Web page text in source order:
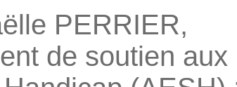
PERRIER,
de soutien